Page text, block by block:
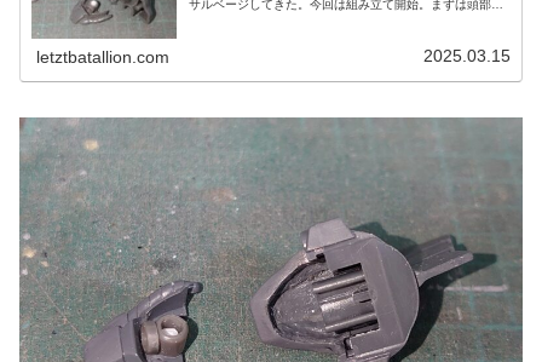
サルベージしてきた。今回は組み立て開始。まずは頭部か
letztbatallion.com 2025.03.15